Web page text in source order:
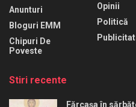
Anunturi
Bloguri EMM
Chipuri De
Poveste
Opinii
Politică
Stiri recente
Fărcașa în